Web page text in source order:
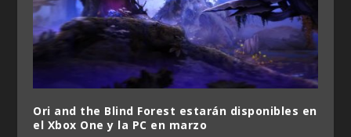
Ori and the Blind Forest estarán disponibles en
el Xbox One y la PC en marzo